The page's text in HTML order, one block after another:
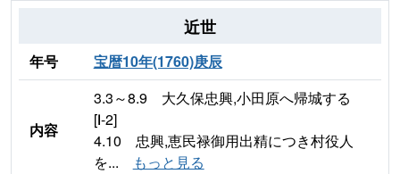
近世
年号 宝暦10年(1760)庚辰
内容
3.3～8.9 大久保忠興,小田原へ帰城する
[Ⅰ-2]
4.10 忠興,恵民禄御用出精につき村役人
を...
もっと見る